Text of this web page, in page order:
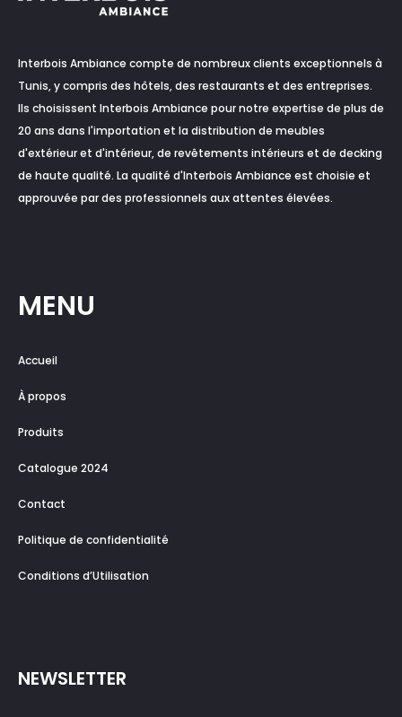
Interbois Ambiance compte de nombreux clients exceptionnels à
Tunis, y compris des hôtels, des restaurants et des entreprises.
Ils choisissent Interbois Ambiance pour notre expertise de plus de
20 ans dans l'importation et la distribution de meubles
d'extérieur et d'intérieur, de revêtements intérieurs et de decking
de haute qualité. La qualité d'Interbois Ambiance est choisie et
approuvée par des professionnels aux attentes élevées.
MENU
Accueil
À propos
Produits
Catalogue 2024
Contact
Politique de confidentialité
Conditions d’Utilisation
NEWSLETTER